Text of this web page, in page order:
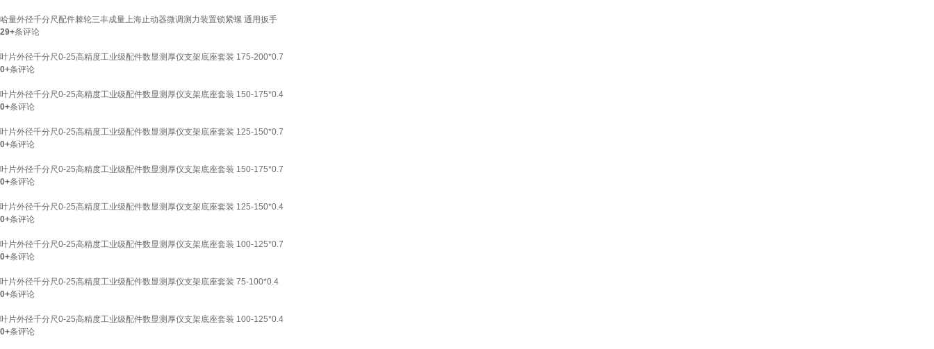
哈量外径千分尺配件棘轮三丰成量上海止动器微调测力装置锁紧螺 通用扳手
29+条评论
叶片外径千分尺0-25高精度工业级配件数显测厚仪支架底座套装 175-200*0.7
0+条评论
叶片外径千分尺0-25高精度工业级配件数显测厚仪支架底座套装 150-175*0.4
0+条评论
叶片外径千分尺0-25高精度工业级配件数显测厚仪支架底座套装 125-150*0.7
0+条评论
叶片外径千分尺0-25高精度工业级配件数显测厚仪支架底座套装 150-175*0.7
0+条评论
叶片外径千分尺0-25高精度工业级配件数显测厚仪支架底座套装 125-150*0.4
0+条评论
叶片外径千分尺0-25高精度工业级配件数显测厚仪支架底座套装 100-125*0.7
0+条评论
叶片外径千分尺0-25高精度工业级配件数显测厚仪支架底座套装 75-100*0.4
0+条评论
叶片外径千分尺0-25高精度工业级配件数显测厚仪支架底座套装 100-125*0.4
0+条评论